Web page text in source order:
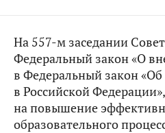
На 557-м заседании
Федеральный закон «О
в Федеральный закон
в Российской
на повышение
образовательного